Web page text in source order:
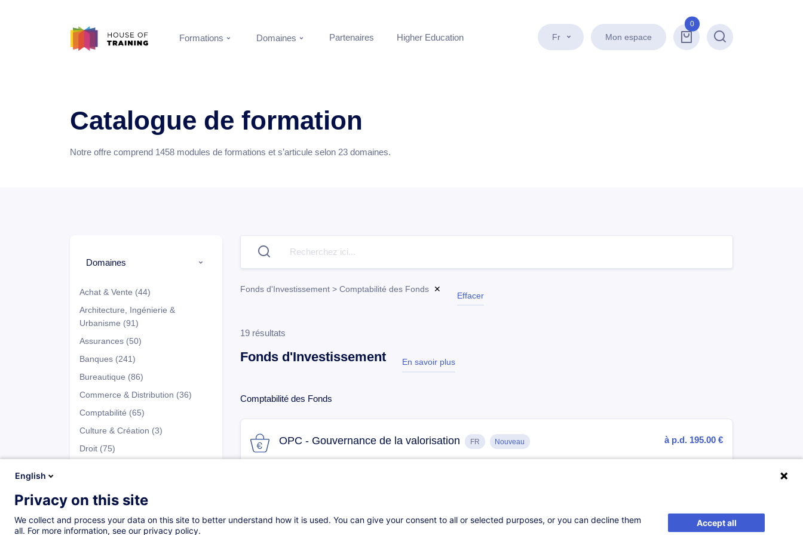
Fr Mon espace
0
Recherche
Formations Domaines Partenaires Higher Education
Catalogue de formation
Notre offre comprend 1458 modules de formations et s’articule selon 23 domaines.
Domaines
Achat & Vente (44)
Architecture, Ingénierie &
Urbanisme (91)
Assurances (50)
Banques (241)
Bureautique (86)
Commerce & Distribution (36)
Comptabilité (65)
Culture & Création (3)
Droit (75)
d’Entreprise (66)
Programmes
Fonds d'Investissement > Comptabilité des Fonds ✕
Effacer
19 résultats
Fonds d'Investissement En savoir plus
test
Comptabilité des Fonds
OPC - Gouvernance de la valorisation FR Nouveau à p.d. 195.00 €
English
Privacy on this site
We collect and process your data on this site to better understand how it is used. You can give your consent to all or selected purposes, or you can decline them
all. For more information, see our privacy policy.
Accept all